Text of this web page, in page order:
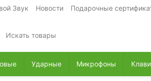
Звук Новости Подарочные
Ударные Микрофоны